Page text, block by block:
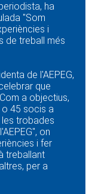
ha
"Som
i
de treball més
de l'AEPEG,
que
a objectius,
o 45 socis a
les trobades
on
i fer
treballant
per a